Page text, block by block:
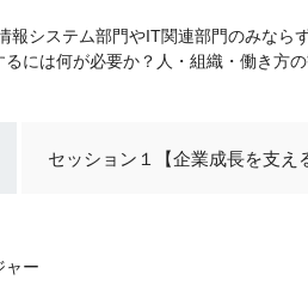
報システム部門やIT関連部門のみな
には何が必要か？人・組織・働き方の
セッション１【企業成長を支え
ー